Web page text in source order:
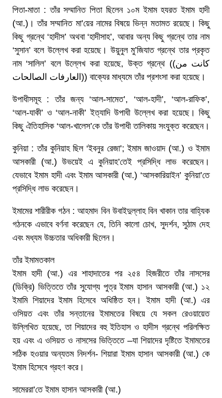
পিতা-মাতা : তাঁর সম্মানিত পিতা ছিলেন ১০ম ইমাম হযরত ইমাম হাদী
(আ.)। তাঁর সম্মানিত মা’য়ের নামের বিষয়ে ভিন্ন মতামত রয়েছে। কিছু
কিছু গ্রন্থে ‘হাদীস’ অথবা ‘হাদীসাহ’, আবার অন্য কিছু গ্রন্থে তার নাম
‘সুসান’ বলে উল্লেখ করা হয়েছে। উয়ুনুল মু’জিযাত গ্রন্থে তার প্রকৃত
নাম ‘সালিল’ বলে উল্লেখ করা হয়েছে, উক্ত গ্রন্থে ((کانت من
العارفات الصالحات)) বাক্যের মাধ্যমে তাঁর প্রশংসা করা হয়েছে।
উপাধীসমূহ : তাঁর জন্য ‘আল-সামেত’, ‘আল-হাদী’, ‘আল-রাফিক’,
‘আল-যাকী’ ও ‘আল-নাকী’ ইত্যাদি উপাধী উল্লেখ করা হয়েছে। কিছু
কিছু ঐতিহাসিক ‘আল-খালেস’কে তাঁর উপাধী তালিকায় সংযুক্ত করেছেন।
কুনিয়া : তাঁর কুনিয়াহ ছিল ‘ইবনুর রেজা’; ইমাম জাওয়াদ (আ.) ও ইমাম
আসকারী (আ.) উভয়েই এ কুনিয়াহ’তেই প্রসিদ্ধি লাভ করেছেন।
যেভাবে ইমাম হাদী এবং ইমাম আসকারী (আ.) ‘আসকারিয়াইন’ কুনিয়া’তে
প্রসিদ্ধি লাভ করেছেন।
ইমামের শারীরীক গঠন : আহমাদ বিন উবাইদুল্লাহ বিন খাকান তার বাহ্যিক
গঠনকে এভাবে বর্ণনা করেছেন যে, তিনি কালো চোখ, সুদর্শন, সুঠাম দেহ
এবং মধ্যম উচ্চতার অধিকারী ছিলেন।
তাঁর ইমামতকাল
ইমাম হাদী (আ.) এর শাহাদাতের পর ২৫৪ হিজরীতে তাঁর নাসসের
(ডিক্রি) ভিত্তিতে তাঁর সুযোগ্য পুত্র ইমাম হাসান আসকারী (আ.) ১২
ইমামি শিয়াদের ইমাম হিসেবে অধিষ্ঠিত হন। ইমাম হাদী (আ.) এর
ওসিয়ত এবং তাঁর সন্তানের ইমামতের বিষয়ে যে সকল রেওয়ায়েত
উল্লিখিত হয়েছে, তা শিয়াদের বহু ইতিহাস ও হাদীস গ্রন্থে পরিলক্ষিত
হয় এবং এ ওসিয়ত ও নাসসের ভিত্তিতে –যা শিয়াদের দৃষ্টিতে ইমামতের
সঠিক হওয়ার অন্যতম নিদর্শন- শিয়ারা ইমাম হাসান আসকারী (আ.) কে
ইমাম হিসেবে গ্রহণ করে।
সামেররা’তে ইমাম হাসান আসকারী (আ.)